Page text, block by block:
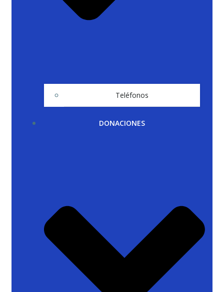
Teléfonos
DONACIONES